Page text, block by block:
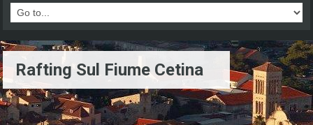
Rafting Sul Fiume Cetina